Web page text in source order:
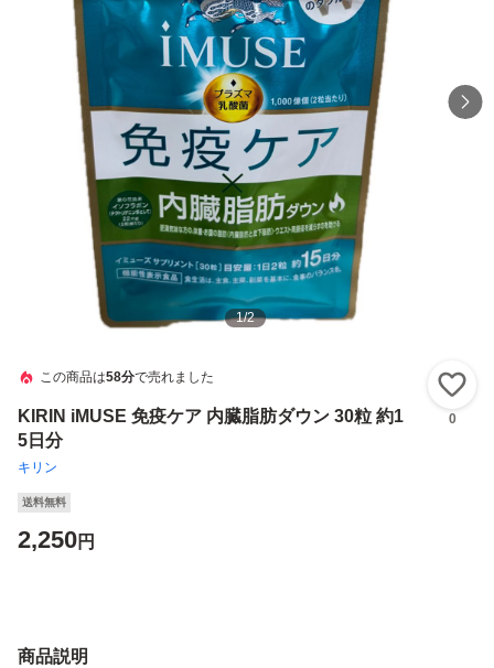
1/2
この商品は58分で売れました
KIRIN iMUSE 免疫ケア 内臓脂肪ダウン 30粒 約1
5日分
キリン
0
送料無料
2,250円
商品説明